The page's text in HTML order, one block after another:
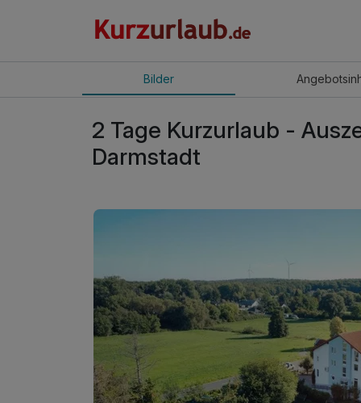
Bilder Angebot
2 Tage Kurzurlaub -
Darmstadt